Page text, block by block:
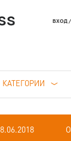
КАТЕГОРИИ
ВХОД /